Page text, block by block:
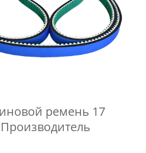
ремень 17
Производитель